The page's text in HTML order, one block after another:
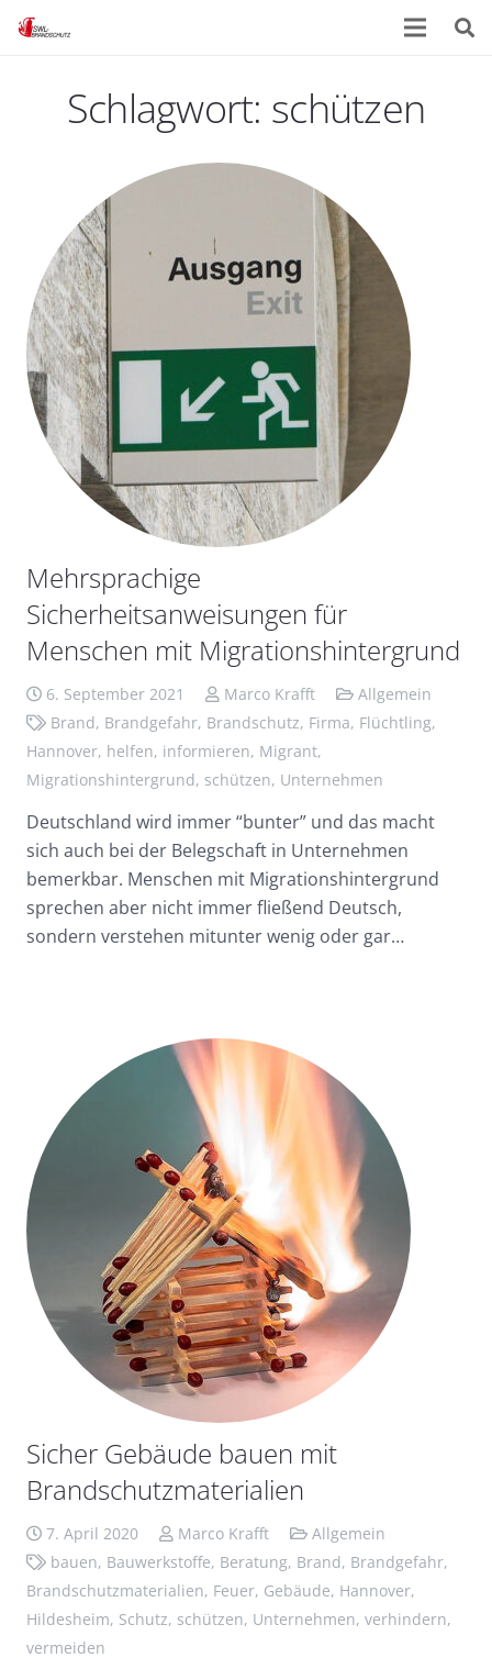
Schlagwort: schützen
Mehrsprachige
Sicherheitsanweisungen für
Menschen mit Migrationshintergrund
6. September 2021 Marco Krafft
Allgemein
Brand, Brandgefahr, Brandschutz, Firma, Flüchtling,
Hannover, helfen, informieren, Migrant,
Migrationshintergrund, schützen, Unternehmen
Deutschland wird immer “bunter” und das macht
sich auch bei der Belegschaft in Unternehmen
bemerkbar. Menschen mit Migrationshintergrund
sprechen aber nicht immer fließend Deutsch,
sondern verstehen mitunter wenig oder gar…
Sicher Gebäude bauen mit
Brandschutzmaterialien
7. April 2020 Marco Krafft
Allgemein
bauen, Bauwerkstoffe, Beratung, Brand, Brandgefahr,
Brandschutzmaterialien, Feuer, Gebäude, Hannover,
Hildesheim, Schutz, schützen, Unternehmen, verhindern,
vermeiden